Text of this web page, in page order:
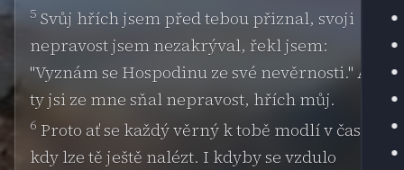
5 Svůj hřích jsem před tebou přiznal, svoji
nepravost jsem nezakrýval, řekl jsem:
"Vyznám se Hospodinu ze své nevěrnosti." A
ty jsi ze mne sňal nepravost, hřích můj.
6 Proto ať se každý věrný k tobě modlí v čas,
kdy lze tě ještě nalézt. I kdyby se vzdulo